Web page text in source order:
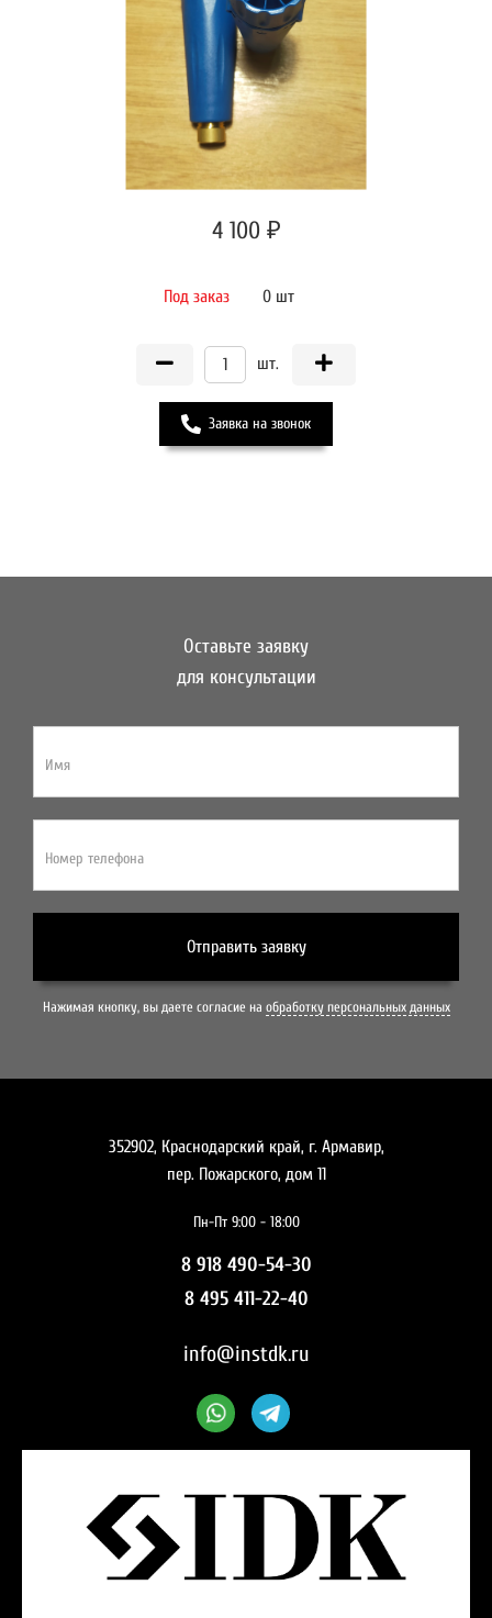
4 100 ₽
Под заказ 0 шт
шт.
Заявка на звонок
Оставьте заявку
для консультации
Имя
Номер телефона
Отправить заявку
Нажимая кнопку, вы даете согласие на обработку персональных данных
352902, Краснодарский край, г. Армавир,
пер. Пожарского, дом 11
Пн-Пт 9:00 - 18:00
8 918 490-54-30
8 495 411-22-40
info@instdk.ru